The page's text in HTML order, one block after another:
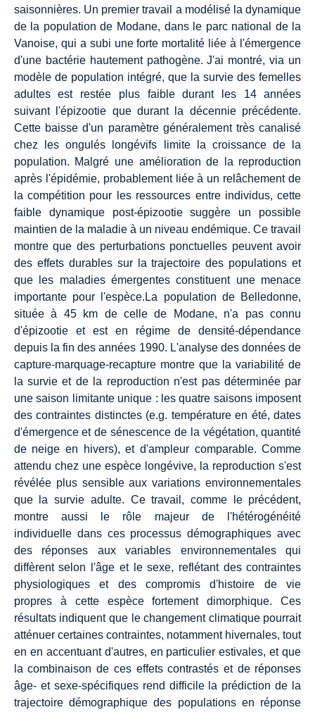
saisonnières. Un premier travail a modélisé la dynamique
de la population de Modane, dans le parc national de la
Vanoise, qui a subi une forte mortalité liée à l'émergence
d'une bactérie hautement pathogène. J'ai montré, via un
modèle de population intégré, que la survie des femelles
adultes est restée plus faible durant les 14 années
suivant l'épizootie que durant la décennie précédente.
Cette baisse d'un paramètre généralement très canalisé
chez les ongulés longévifs limite la croissance de la
population. Malgré une amélioration de la reproduction
après l'épidémie, probablement liée à un relâchement de
la compétition pour les ressources entre individus, cette
faible dynamique post-épizootie suggère un possible
maintien de la maladie à un niveau endémique. Ce travail
montre que des perturbations ponctuelles peuvent avoir
des effets durables sur la trajectoire des populations et
que les maladies émergentes constituent une menace
importante pour l'espèce.La population de Belledonne,
située à 45 km de celle de Modane, n'a pas connu
d'épizootie et est en régime de densité-dépendance
depuis la fin des années 1990. L'analyse des données de
capture-marquage-recapture montre que la variabilité de
la survie et de la reproduction n'est pas déterminée par
une saison limitante unique : les quatre saisons imposent
des contraintes distinctes (e.g. température en été, dates
d'émergence et de sénescence de la végétation, quantité
de neige en hivers), et d'ampleur comparable. Comme
attendu chez une espèce longévive, la reproduction s'est
révélée plus sensible aux variations environnementales
que la survie adulte. Ce travail, comme le précédent,
montre aussi le rôle majeur de l'hétérogénéité
individuelle dans ces processus démographiques avec
des réponses aux variables environnementales qui
diffèrent selon l'âge et le sexe, reflétant des contraintes
physiologiques et des compromis d'histoire de vie
propres à cette espèce fortement dimorphique. Ces
résultats indiquent que le changement climatique pourrait
atténuer certaines contraintes, notamment hivernales, tout
en en accentuant d'autres, en particulier estivales, et que
la combinaison de ces effets contrastés et de réponses
âge- et sexe-spécifiques rend difficile la prédiction de la
trajectoire démographique des populations en réponse